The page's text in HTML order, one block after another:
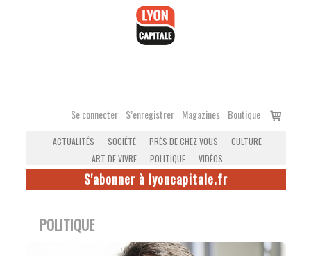
Se connecter S’enregistrer Magazines Boutique
Voir
ACTUALITÉS SOCIÉTÉ PRÈS DE CHEZ VOUS
CULTURE
ART DE VIVRE
POLITIQUE VIDÉOS
S'abonner à lyoncapitale.fr
POLITIQUE